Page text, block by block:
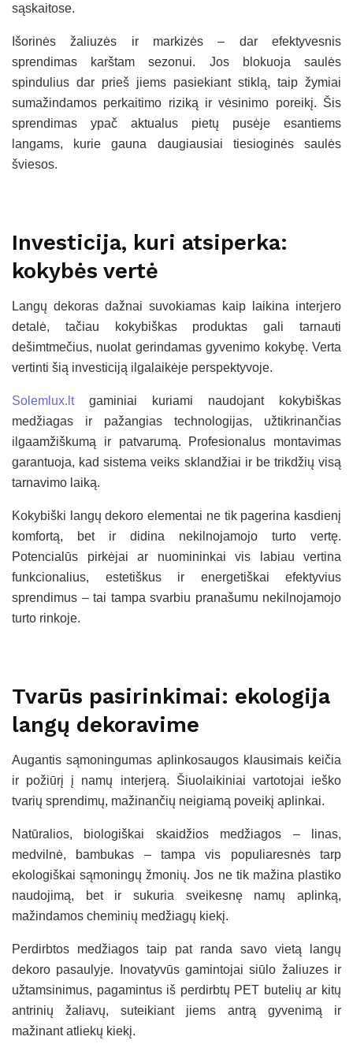
sąskaitose.
Išorinės žaliuzės ir markizės – dar efektyvesnis
sprendimas karštam sezonui. Jos blokuoja saulės
spindulius dar prieš jiems pasiekiant stiklą, taip žymiai
sumažindamos perkaitimo riziką ir vėsinimo poreikį. Šis
sprendimas ypač aktualus pietų pusėje esantiems
langams, kurie gauna daugiausiai tiesioginės saulės
šviesos.
Investicija, kuri atsiperka:
kokybės vertė
Langų dekoras dažnai suvokiamas kaip laikina interjero
detalė, tačiau kokybiškas produktas gali tarnauti
dešimtmečius, nuolat gerindamas gyvenimo kokybę. Verta
vertinti šią investiciją ilgalaikėje perspektyvoje.
Solemlux.ltgaminiai kuriami naudojant kokybiškas
medžiagas ir pažangias technologijas, užtikrinančias
ilgaamžiškumą ir patvarumą. Profesionalus montavimas
garantuoja, kad sistema veiks sklandžiai ir be trikdžių visą
tarnavimo laiką.
Kokybiški langų dekoro elementai ne tik pagerina kasdienį
komfortą, bet ir didina nekilnojamojo turto vertę.
Potencialūs pirkėjai ar nuomininkai vis labiau vertina
funkcionalius, estetiškus ir energetiškai efektyvius
sprendimus – tai tampa svarbiu pranašumu nekilnojamojo
turto rinkoje.
Tvarūs pasirinkimai: ekologija
langų dekoravime
Augantis sąmoningumas aplinkosaugos klausimais keičia
ir požiūrį į namų interjerą. Šiuolaikiniai vartotojai ieško
tvarių sprendimų, mažinančių neigiamą poveikį aplinkai.
Natūralios, biologiškai skaidžios medžiagos – linas,
medvilnė, bambukas – tampa vis populiaresnės tarp
ekologiškai sąmoningų žmonių. Jos ne tik mažina plastiko
naudojimą, bet ir sukuria sveikesnę namų aplinką,
mažindamos cheminių medžiagų kiekį.
Perdirbtos medžiagos taip pat randa savo vietą langų
dekoro pasaulyje. Inovatyvūs gamintojai siūlo žaliuzes ir
užtamsinimus, pagamintus iš perdirbtų PET butelių ar kitų
antrinių žaliavų, suteikiant jiems antrą gyvenimą ir
mažinant atliekų kiekį.